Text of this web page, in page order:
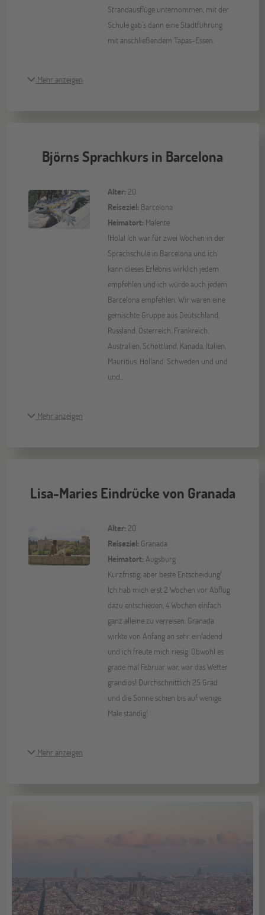
Strandausflüge unternommen, mit der
Schule gab’s dann eine Stadtführung
mit anschließendem Tapas-Essen.
Mehr anzeigen
Björns Sprachkurs in Barcelona
Alter: 20
Reiseziel: Barcelona
Heimatort: Malente
!Hola! Ich war für zwei Wochen in der
Sprachschule in Barcelona und ich
kann dieses Erlebnis wirklich jedem
empfehlen und ich würde auch jedem
Barcelona empfehlen. Wir waren eine
gemischte Gruppe aus Deutschland,
Russland, Österreich, Frankreich,
Australien, Schottland, Kanada, Italien,
Mauritius, Holland, Schweden und und
und...
Mehr anzeigen
Lisa-Maries Eindrücke von Granada
Alter: 20
Reiseziel: Granada
Heimatort: Augsburg
Kurzfristig, aber beste Entscheidung!
Ich hab mich erst 2 Wochen vor Abflug
dazu entschieden, 4 Wochen einfach
ganz alleine zu verreisen. Granada
wirkte von Anfang an sehr einladend
und ich freute mich riesig. Obwohl es
grade mal Februar war, war das Wetter
grandios! Durchschnittlich 25 Grad
und die Sonne schien bis auf wenige
Male ständig!
Mehr anzeigen